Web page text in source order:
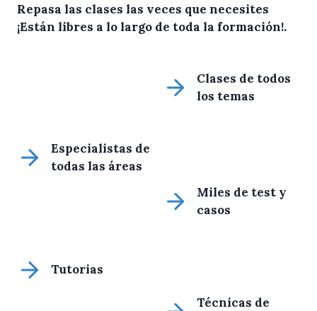
Repasa las clases las veces que necesites
¡Están libres a lo largo de toda la formación!.
Clases de todos
los temas
Especialistas de
todas las áreas
Miles de test y
casos
Tutorias
Técnicas de